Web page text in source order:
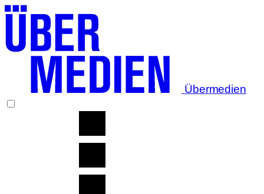
Übermedien